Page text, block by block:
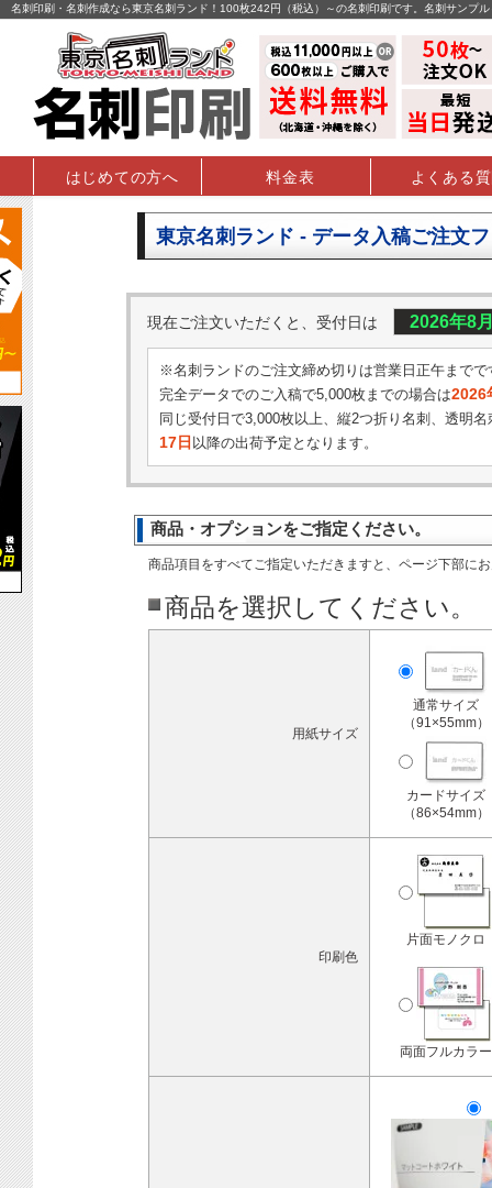
名刺印刷・名刺作成なら東京名刺ランド！100枚242円（税込）～の名刺印刷です。名刺サンプ
はじめての方へ 料金表 よくある
東京名刺ランド - データ入稿ご注文
現在ご注文いただくと、受付日は 2026年8
※名刺ランドのご注文締め切りは営業日正午までで
完全データでのご入稿で5,000枚までの場合は2026
同じ受付日で3,000枚以上、縦2つ折り名刺、透明名
17日 以降の出荷予定となります。
商品・オプションをご指定ください。
商品項目をすべてご指定いただきますと、ページ下部に
商品を選択してください。
用紙サイズ
通常サイズ
（91×55mm）
カードサイズ
（86×54mm）
印刷色
片面モノクロ
両面フルカラー